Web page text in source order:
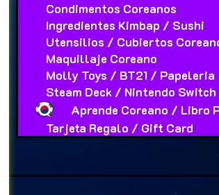
Condimentos Coreanos
Ingredientes Kimbap / Sushi
Utensilios / Cubiertos
Maquillaje Coreano
Molly Toys / BT21 / Papeleria
Steam Deck / Nintendo Switch
Aprende Coreano / Libro
Tarjeta Regalo / Gift Card